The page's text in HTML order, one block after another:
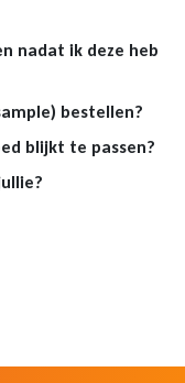
nadat ik deze heb
bestellen?
blijkt te passen?